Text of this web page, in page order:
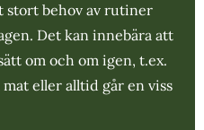
stort behov av rutiner
Det kan innebära att
om och om igen, t.ex.
eller alltid går en viss